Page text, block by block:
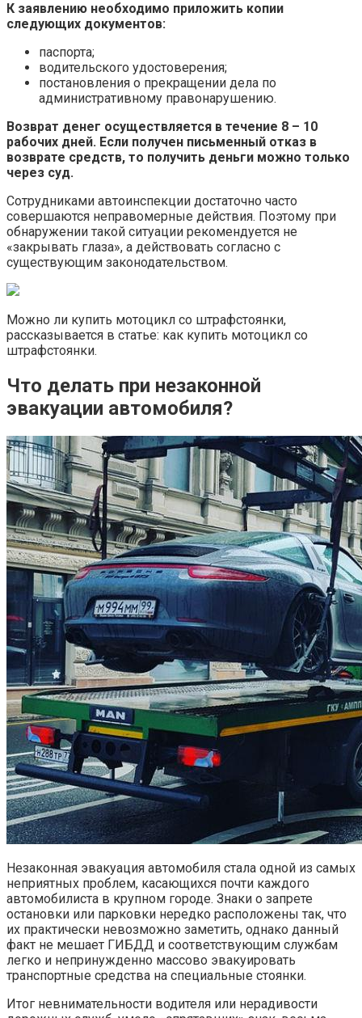
К заявлению необходимо приложить копии
следующих документов:
паспорта;
водительского удостоверения;
постановления о прекращении дела по
административному правонарушению.
Возврат денег осуществляется в течение 8 – 10
рабочих дней. Если получен письменный отказ в
возврате средств, то получить деньги можно только
через суд.
Сотрудниками автоинспекции достаточно часто
совершаются неправомерные действия. Поэтому при
обнаружении такой ситуации рекомендуется не
«закрывать глаза», а действовать согласно с
существующим законодательством.
Можно ли купить мотоцикл со штрафстоянки,
рассказывается в статье: как купить мотоцикл со
штрафстоянки.
Что делать при незаконной
эвакуации автомобиля?
Незаконная эвакуация автомобиля стала одной из самых
неприятных проблем, касающихся почти каждого
автомобилиста в крупном городе. Знаки о запрете
остановки или парковки нередко расположены так, что
их практически невозможно заметить, однако данный
факт не мешает ГИБДД и соответствующим службам
легко и непринужденно массово эвакуировать
транспортные средства на специальные стоянки.
Итог невнимательности водителя или нерадивости